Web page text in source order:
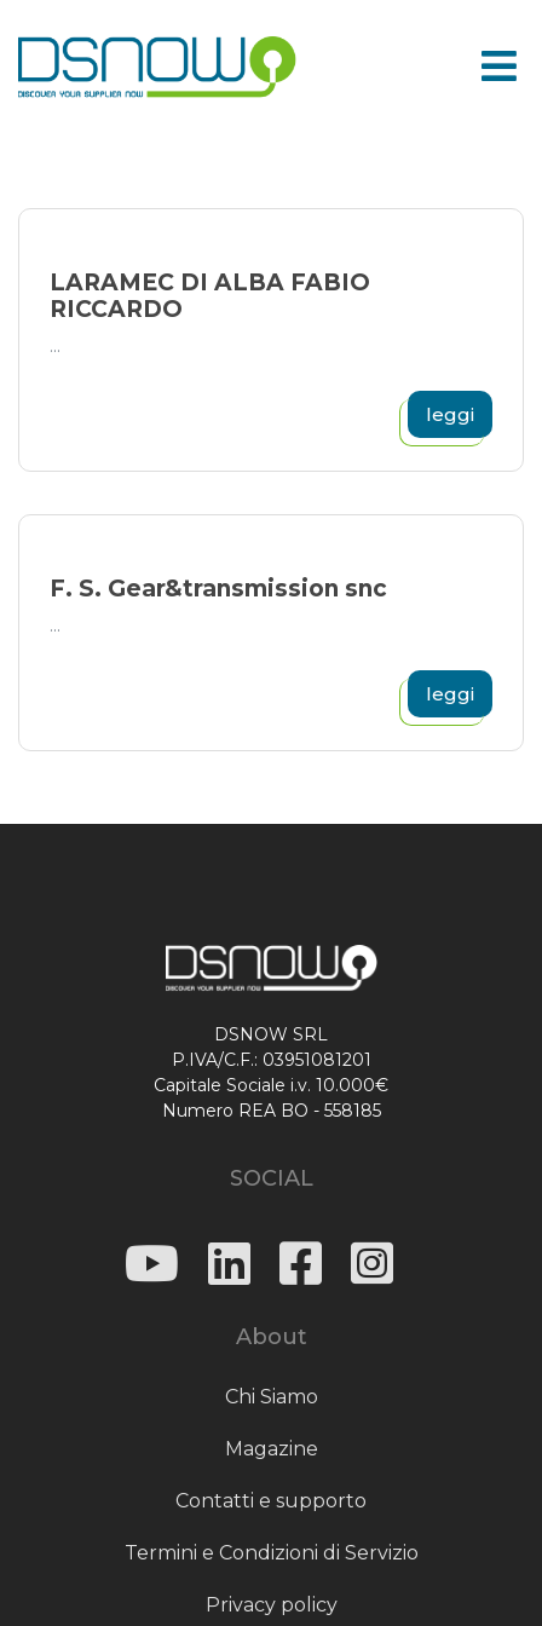
to
content
LARAMEC DI ALBA FABIO
RICCARDO
...
leggi
F. S. Gear&transmission snc
...
leggi
DSNOW SRL
P.IVA/C.F.: 03951081201
Capitale Sociale i.v. 10.000€
Numero REA BO - 558185
SOCIAL
About
Chi Siamo
Magazine
Contatti e supporto
Termini e Condizioni di Servizio
Privacy policy